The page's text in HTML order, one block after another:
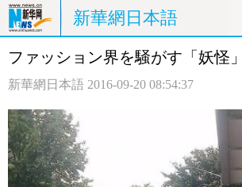
新華網日本語
ホームページ 政治
観光
中日対訳
ファッション界を騒がす「妖怪
新華網日本語 2016-09-20 08:54:37